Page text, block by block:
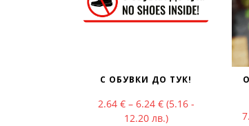
С ОБУВКИ ДО ТУК!
2.64 € – 6.24 €Price range: 2.64
(5.16 -
12.20 лв.)